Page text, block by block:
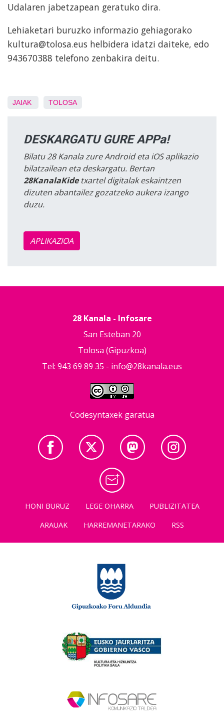
Udalaren jabetzapean geratuko dira.
Lehiaketari buruzko informazio gehiagorako
kultura@tolosa.eus helbidera idatzi daiteke, edo
943670388 telefono zenbakira deitu.
JAIAK TOLOSA
DESKARGATU GURE APPa!
Bilatu 28 Kanala zure Android eta iOS aplikazio
bilatzailean eta deskargatu. Bertan
28KanalaKidetxartel digitalak eskaintzen
dizuten abantailez gozatzeko aukera izango
duzu.
APLIKAZIOA
28 Kanala - Infosare
San Esteban 20
Tolosa (Gipuzkoa)
Tel: 943 69 89 35 - info@28kanala.eus
Codesyntaxek garatua
HONI BURUZ LEGE OHARRA
PUBLIZITATEA
ARAUAK
HARREMANETARAKO RSS